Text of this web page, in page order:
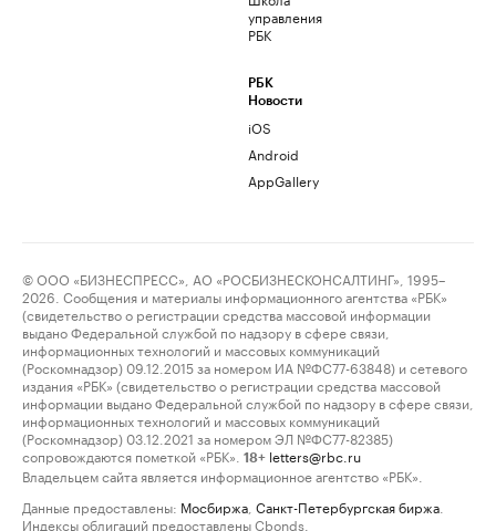
управления
РБК
РБК
Новости
iOS
Android
AppGallery
© ООО «БИЗНЕСПРЕСС», АО «РОСБИЗНЕСКОНСАЛТИНГ», 1995–
2026. Сообщения и материалы информационного агентства «РБК»
(свидетельство о регистрации средства массовой информации
выдано Федеральной службой по надзору в сфере связи,
информационных технологий и массовых коммуникаций
(Роскомнадзор) 09.12.2015 за номером ИА №ФС77-63848) и сетевого
издания «РБК» (свидетельство о регистрации средства массовой
информации выдано Федеральной службой по надзору в сфере связи,
информационных технологий и массовых коммуникаций
(Роскомнадзор) 03.12.2021 за номером ЭЛ №ФС77-82385)
сопровождаются пометкой «РБК».
18+ letters@rbc.ru
Владельцем сайта является информационное агентство «РБК».
Данные предоставлены: Мосбиржа Санкт-Петербургская биржа
Индексы облигаций предоставлены Cbonds.